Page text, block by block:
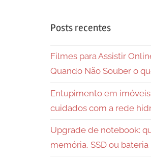
Posts recentes
Filmes para Assistir
Quando Não Souber o
Entupimento em
cuidados com a rede
Upgrade de notebook:
memória, SSD ou bateria